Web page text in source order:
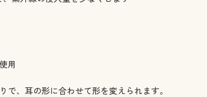
用
、耳の形に合わせて形を変えられます。